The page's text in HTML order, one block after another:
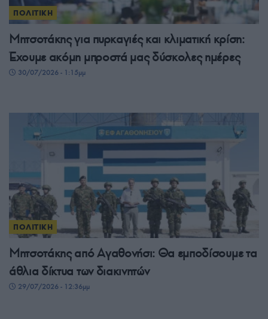
ΠΟΛΙΤΙΚΗ
Μητσοτάκης για πυρκαγιές και κλιματική κρίση:
Έχουμε ακόμη μπροστά μας δύσκολες ημέρες
30/07/2026 - 1:15μμ
ΠΟΛΙΤΙΚΗ
Μητσοτάκης από Αγαθονήσι: Θα εμποδίσουμε τα
άθλια δίκτυα των διακινητών
29/07/2026 - 12:36μμ